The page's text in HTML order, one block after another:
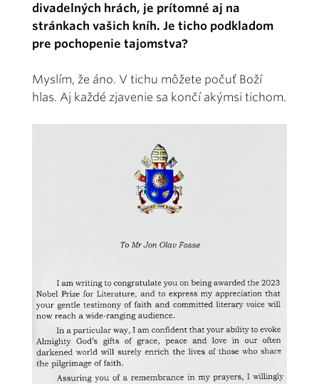
divadelných hrách, je prítomné aj na
stránkach vašich kníh. Je ticho podkladom
pre pochopenie tajomstva?
Myslím, že áno. V tichu môžete počuť Boží
hlas. Aj každé zjavenie sa končí akýmsi tichom.